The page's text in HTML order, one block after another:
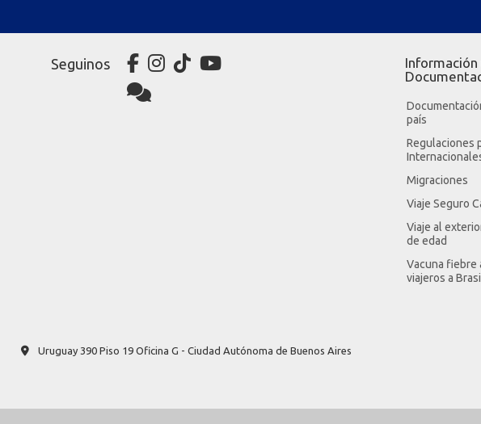
Seguinos
país
Regulaciones
Migraciones
Viaje Seguro
Viaje al
de edad
Vacuna fiebre
viajeros a
Uruguay 390 Piso 19 Oficina G - Ciudad Autónoma de Buenos Aires